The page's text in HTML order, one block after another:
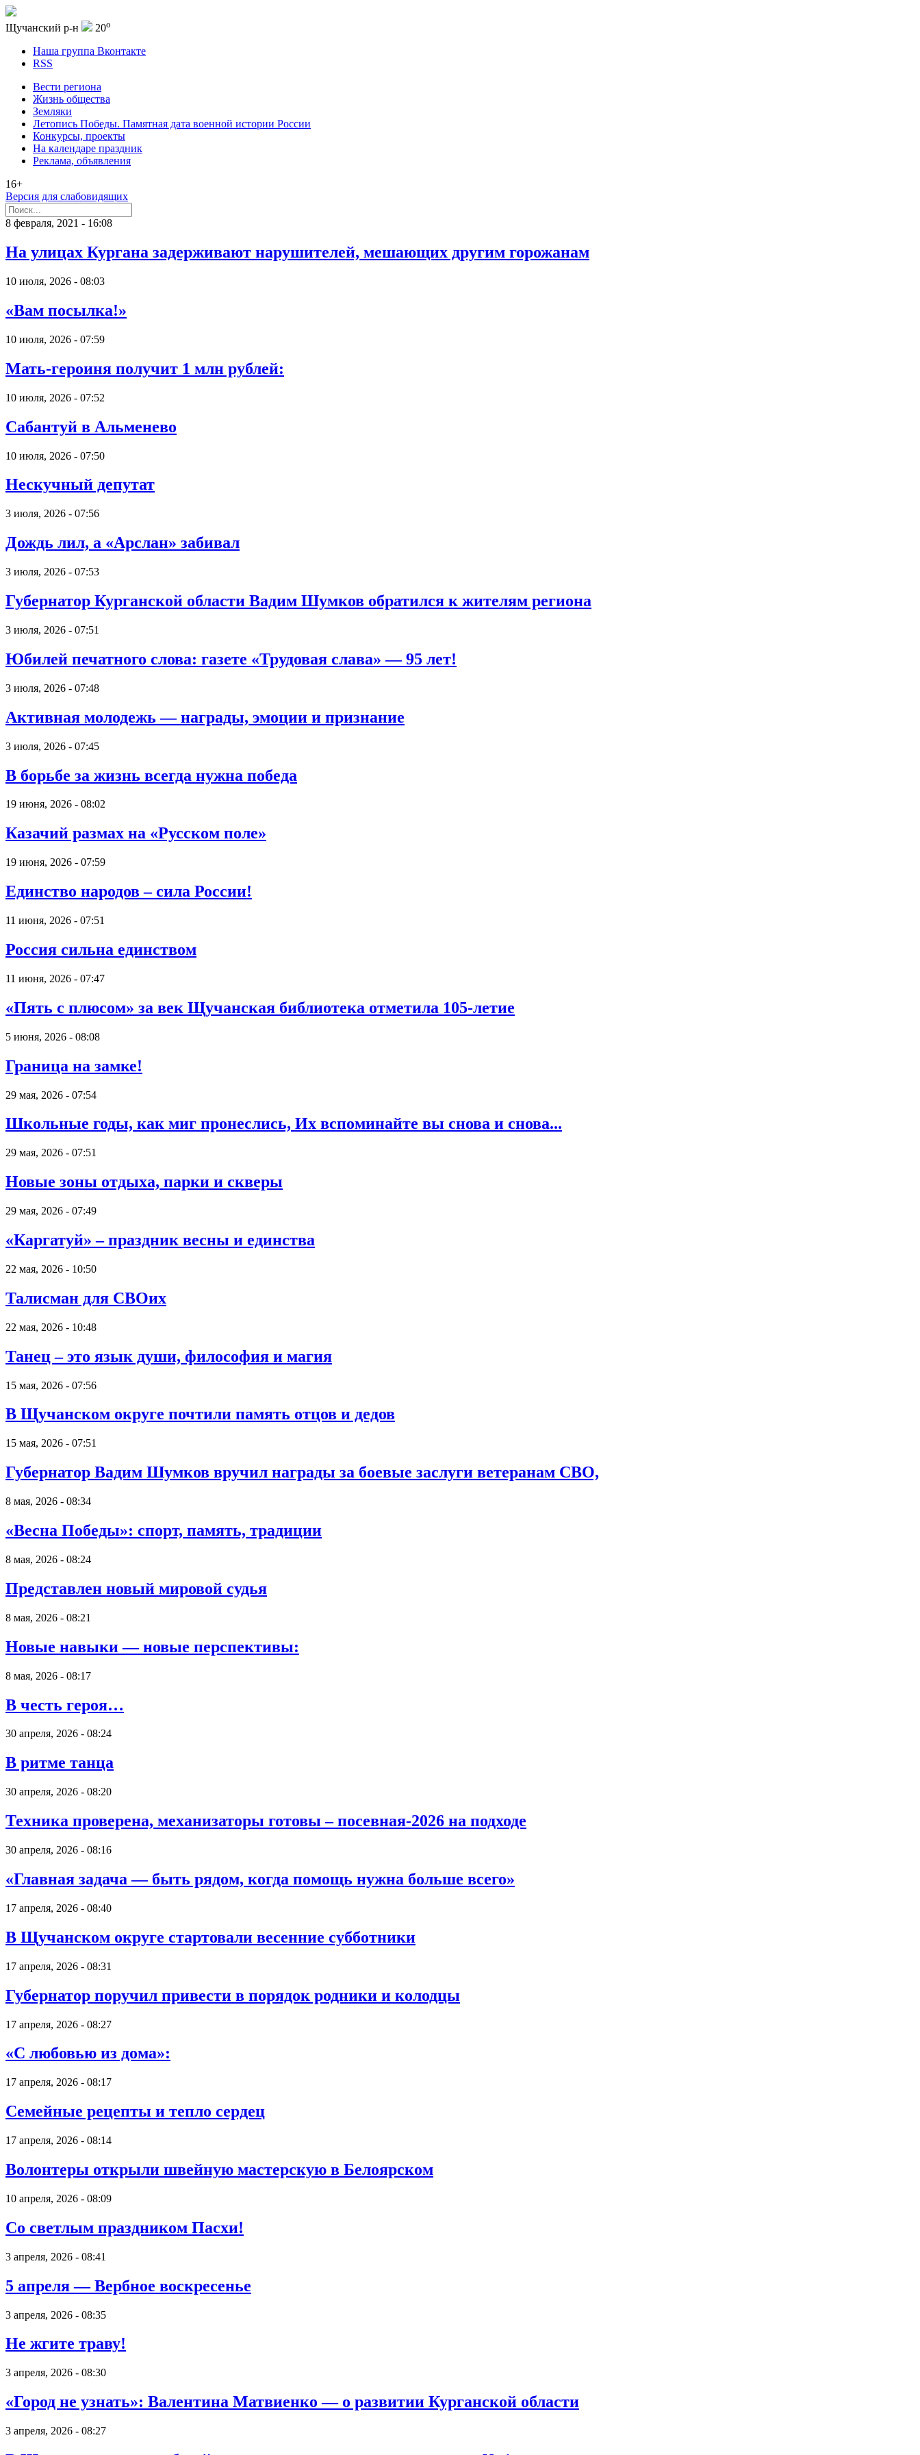
Щучанский р-н 20o
Наша группа Вконтакте
RSS
Вести региона
Жизнь общества
Земляки
Летопись Победы. Памятная дата военной истории России
Конкурсы, проекты
На календаре праздник
Реклама, объявления
16+
Версия для слабовидящих
8 февраля, 2021 - 16:08
На улицах Кургана задерживают нарушителей, мешающих другим горожанам
10 июля, 2026 - 08:03
«Вам посылка!»
10 июля, 2026 - 07:59
Мать-героиня получит 1 млн рублей:
10 июля, 2026 - 07:52
Сабантуй в Альменево
10 июля, 2026 - 07:50
Нескучный депутат
3 июля, 2026 - 07:56
Дождь лил, а «Арслан» забивал
3 июля, 2026 - 07:53
Губернатор Курганской области Вадим Шумков обратился к жителям региона
3 июля, 2026 - 07:51
Юбилей печатного слова: газете «Трудовая слава» — 95 лет!
3 июля, 2026 - 07:48
Активная молодежь — награды, эмоции и признание
3 июля, 2026 - 07:45
В борьбе за жизнь всегда нужна победа
19 июня, 2026 - 08:02
Казачий размах на «Русском поле»
19 июня, 2026 - 07:59
Единство народов – сила России!
11 июня, 2026 - 07:51
Россия сильна единством
11 июня, 2026 - 07:47
«Пять с плюсом» за век Щучанская библиотека отметила 105-летие
5 июня, 2026 - 08:08
Граница на замке!
29 мая, 2026 - 07:54
Школьные годы, как миг пронеслись, Их вспоминайте вы снова и снова...
29 мая, 2026 - 07:51
Новые зоны отдыха, парки и скверы
29 мая, 2026 - 07:49
«Каргатуй» – праздник весны и единства
22 мая, 2026 - 10:50
Талисман для СВОих
22 мая, 2026 - 10:48
Танец – это язык души, философия и магия
15 мая, 2026 - 07:56
В Щучанском округе почтили память отцов и дедов
15 мая, 2026 - 07:51
Губернатор Вадим Шумков вручил награды за боевые заслуги ветеранам СВО,
8 мая, 2026 - 08:34
«Весна Победы»: спорт, память, традиции
8 мая, 2026 - 08:24
Представлен новый мировой судья
8 мая, 2026 - 08:21
Новые навыки — новые перспективы:
8 мая, 2026 - 08:17
В честь героя…
30 апреля, 2026 - 08:24
В ритме танца
30 апреля, 2026 - 08:20
Техника проверена, механизаторы готовы – посевная-2026 на подходе
30 апреля, 2026 - 08:16
«Главная задача — быть рядом, когда помощь нужна больше всего»
17 апреля, 2026 - 08:40
В Щучанском округе стартовали весенние субботники
17 апреля, 2026 - 08:31
Губернатор поручил привести в порядок родники и колодцы
17 апреля, 2026 - 08:27
«С любовью из дома»:
17 апреля, 2026 - 08:17
Семейные рецепты и тепло сердец
17 апреля, 2026 - 08:14
Волонтеры открыли швейную мастерскую в Белоярском
10 апреля, 2026 - 08:09
Со светлым праздником Пасхи!
3 апреля, 2026 - 08:41
5 апреля — Вербное воскресенье
3 апреля, 2026 - 08:35
Не жгите траву!
3 апреля, 2026 - 08:30
«Город не узнать»: Валентина Матвиенко — о развитии Курганской области
3 апреля, 2026 - 08:27